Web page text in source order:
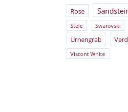
Rose
Stele Swarovski
Urnengrab
Viscont White